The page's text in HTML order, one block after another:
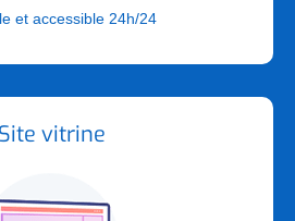
et accessible 24h/24
Site vitrine